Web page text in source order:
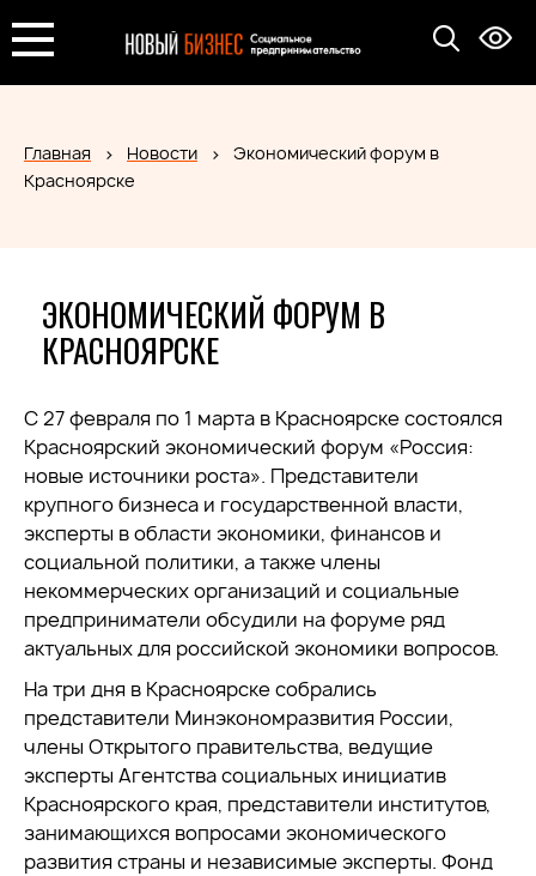
Главная Новости
Экономический форум в
Красноярске
ЭКОНОМИЧЕСКИЙ ФОРУМ В
КРАСНОЯРСКЕ
С 27 февраля по 1 марта в Красноярске состоялся
Красноярский экономический форум «Россия:
новые источники роста». Представители
крупного бизнеса и государственной власти,
эксперты в области экономики, финансов и
социальной политики, а также члены
некоммерческих организаций и социальные
предприниматели обсудили на форуме ряд
актуальных для российской экономики вопросов.
На три дня в Красноярске собрались
представители Минэкономразвития России,
члены Открытого правительства, ведущие
эксперты Агентства социальных инициатив
Красноярского края, представители институтов,
занимающихся вопросами экономического
развития страны и независимые эксперты. Фонд